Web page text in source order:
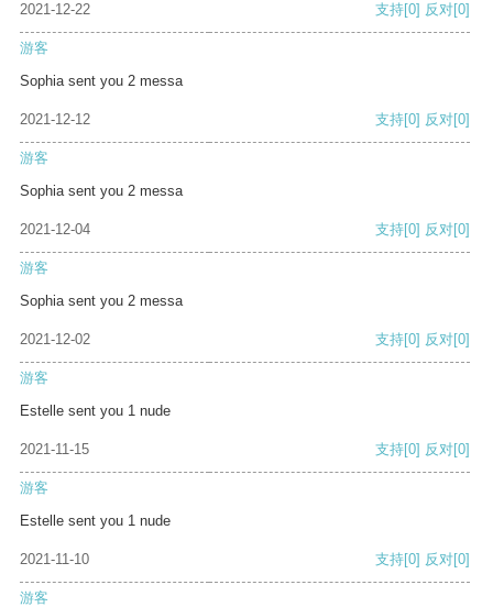
2021-12-22 支持[0] 反对[0]
游客
Sophia sent you 2 messa
2021-12-12 支持[0] 反对[0]
游客
Sophia sent you 2 messa
2021-12-04 支持[0] 反对[0]
游客
Sophia sent you 2 messa
2021-12-02 支持[0] 反对[0]
游客
Estelle sent you 1 nude
2021-11-15 支持[0] 反对[0]
游客
Estelle sent you 1 nude
2021-11-10 支持[0] 反对[0]
游客